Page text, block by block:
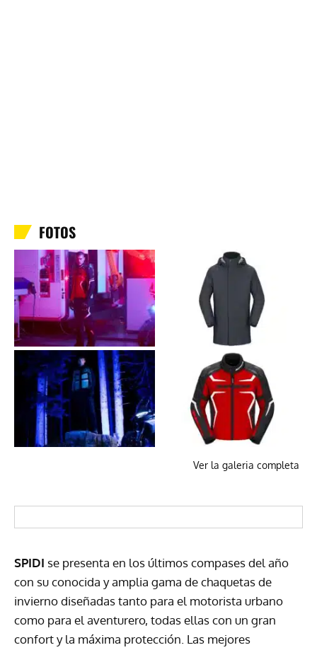
FOTOS
Ver la galeria completa
SPIDI se presenta en los últimos compases del año
con su conocida y amplia gama de chaquetas de
invierno diseñadas tanto para el motorista urbano
como para el aventurero, todas ellas con un gran
confort y la máxima protección. Las mejores